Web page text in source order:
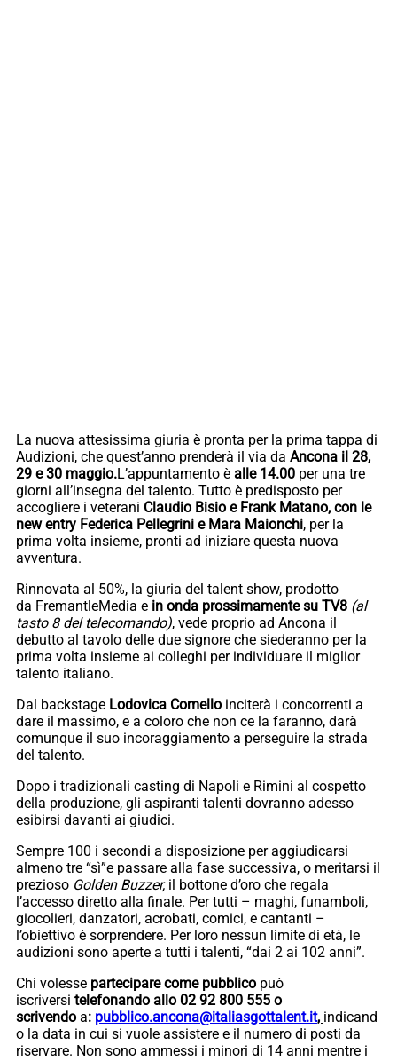
La nuova attesissima giuria è pronta per la prima tappa di
Audizioni, che quest’anno prenderà il via da Ancona il 28,
29 e 30 maggio.L’appuntamento è alle 14.00 per una tre
giorni all’insegna del talento. Tutto è predisposto per
accogliere i veterani Claudio Bisio e Frank Matano, con le
new entry Federica Pellegrini e Mara Maionchi, per la
prima volta insieme, pronti ad iniziare questa nuova
avventura.
Rinnovata al 50%, la giuria del talent show, prodotto
da FremantleMedia e in onda prossimamente su TV8 (al
tasto 8 del telecomando), vede proprio ad Ancona il
debutto al tavolo delle due signore che siederanno per la
prima volta insieme ai colleghi per individuare il miglior
talento italiano.
Dal backstage Lodovica Comello inciterà i concorrenti a
dare il massimo, e a coloro che non ce la faranno, darà
comunque il suo incoraggiamento a perseguire la strada
del talento.
Dopo i tradizionali casting di Napoli e Rimini al cospetto
della produzione, gli aspiranti talenti dovranno adesso
esibirsi davanti ai giudici.
Sempre 100 i secondi a disposizione per aggiudicarsi
almeno tre “sì”e passare alla fase successiva, o meritarsi il
prezioso Golden Buzzer, il bottone d’oro che regala
l’accesso diretto alla finale. Per tutti – maghi, funamboli,
giocolieri, danzatori, acrobati, comici, e cantanti –
l’obiettivo è sorprendere. Per loro nessun limite di età, le
audizioni sono aperte a tutti i talenti, “dai 2 ai 102 anni”.
Chi volesse partecipare come pubblico può
iscriversi telefonando allo 02 92 800 555 o
scrivendo a: pubblico.ancona@italiasgottalent.it, indicand
o la data in cui si vuole assistere e il numero di posti da
riservare. Non sono ammessi i minori di 14 anni mentre i